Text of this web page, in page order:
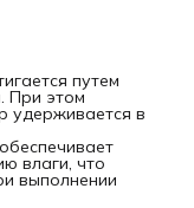
путем
При этом
удерживается в
влаги, что
выполнении